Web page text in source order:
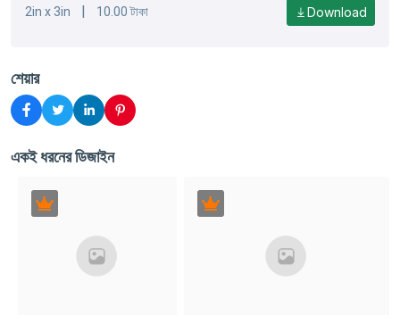
2in x 3in | 10.00 টাকা Download
শেয়ার
একই ধরনের ডিজাইন